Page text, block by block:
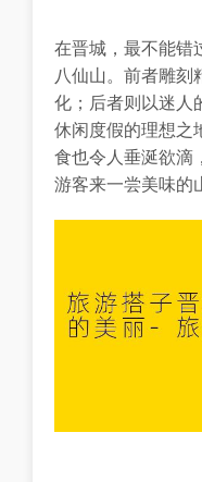
在晋城，最不能错
八仙山。前者雕刻
化；后者则以迷人
休闲度假的理想之
食也令人垂涎欲滴
游客来一尝美味的